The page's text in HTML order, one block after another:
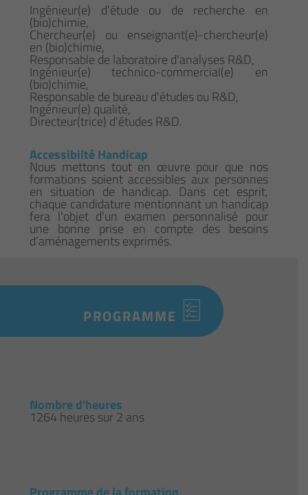
Ingénieur(e) d'étude ou de recherche en
(bio)chimie,
Chercheur(e) ou enseignant(e)-chercheur(e)
en (bio)chimie,
Responsable de laboratoire d'analyses R&D,
Ingénieur(e) technico-commercial(e) en
(bio)chimie,
Responsable de bureau d'études ou R&D,
Ingénieur(e) qualité,
Directeur(trice) d'études R&D.
Accessibilté Handicap
Nous mettons tout en œuvre pour que nos
formations soient accessibles aux personnes
en situation de handicap. Dans cet esprit,
chaque candidature mentionnant un handicap
fera l'objet d'un examen personnalisé pour
une bonne prise en compte des besoins
d’aménagements exprimés.
PROGRAMME
Nombre d'heures
1264 heures sur 2 ans